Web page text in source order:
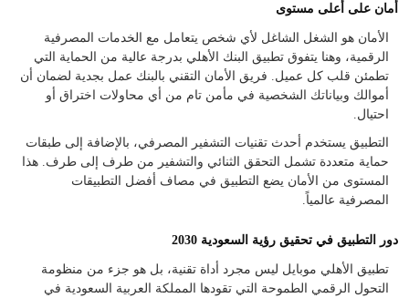
أمان على أعلى مستوى
الأمان هو الشغل الشاغل لأي شخص يتعامل مع الخدمات المصرفية
الرقمية، وهنا يتفوق تطبيق البنك الأهلي بدرجة عالية من الحماية التي
تطمئن قلب كل عميل. فريق الأمان التقني بالبنك عمل بجدية لضمان أن
أموالك وبياناتك الشخصية في مأمن تام من أي محاولات اختراق أو
احتيال.
التطبيق يستخدم أحدث تقنيات التشفير المصرفي، بالإضافة إلى طبقات
حماية متعددة تشمل التحقق الثنائي والتشفير من طرف إلى طرف. هذا
المستوى من الأمان يضع التطبيق في مصاف أفضل التطبيقات
المصرفية عالمياً.
دور التطبيق في تحقيق رؤية السعودية 2030
تطبيق الأهلي موبايل ليس مجرد أداة تقنية، بل هو جزء من منظومة
التحول الرقمي الطموحة التي تقودها المملكة العربية السعودية في